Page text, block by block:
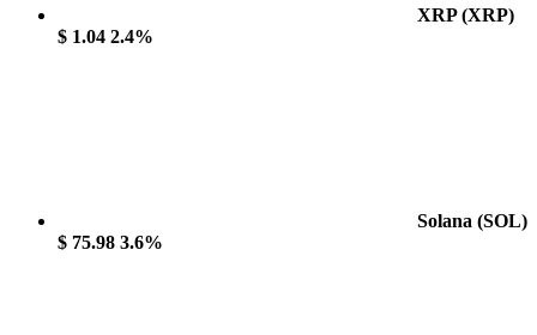
XRP(XRP)
$ 1.04 2.4%
Solana (SOL)
$ 75.98 3.6%